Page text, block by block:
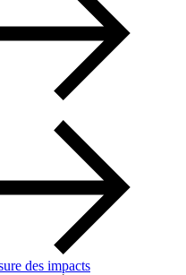
des impacts